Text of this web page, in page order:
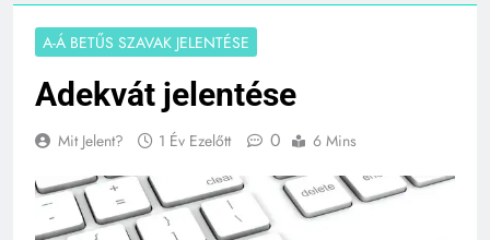
A-Á BETŰS SZAVAK JELENTÉSE
Adekvát jelentése
Mit Jelent? 1 Év Ezelőtt 0 6 Mins